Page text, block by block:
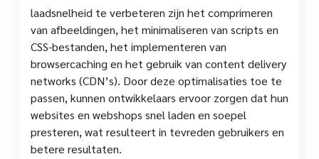
laadsnelheid te verbeteren zijn het comprimeren
van afbeeldingen, het minimaliseren van scripts en
CSS-bestanden, het implementeren van
browsercaching en het gebruik van content delivery
networks (CDN’s). Door deze optimalisaties toe te
passen, kunnen ontwikkelaars ervoor zorgen dat hun
websites en webshops snel laden en soepel
presteren, wat resulteert in tevreden gebruikers en
betere resultaten.